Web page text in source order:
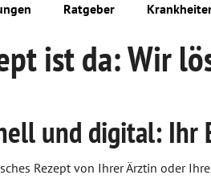
lösen es ein!
Ratgeber
ist da: Wir
und digital: Ihr
Rezept von Ihrer Ärztin oder